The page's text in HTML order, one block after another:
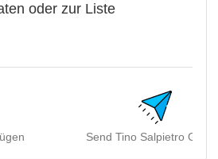
oder zur Liste
Send Tino Salpietro